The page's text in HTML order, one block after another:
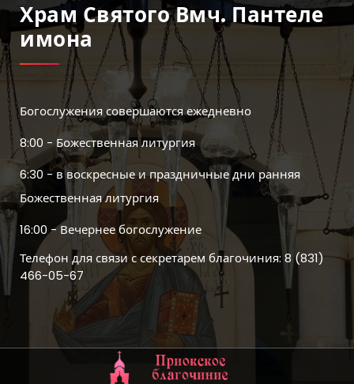
Храм Святого Вмч. Пантеле
Имона
Богослужения совершаются ежедневно
8:00 - Божественная литургия
6:30 - в воскресные и праздничные дни ранняя
Божественная литургия
16:00 - Вечернее богослужение
Телефон для связи с секретарем благочиния: 8 (831)
466-05-67